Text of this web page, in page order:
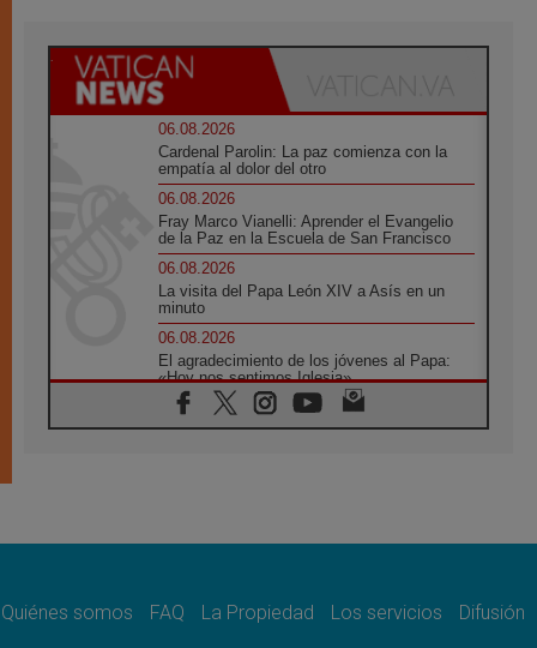
06.08.2026
Cardenal Parolin: La paz comienza con la
empatía al dolor del otro
06.08.2026
Fray Marco Vianelli: Aprender el Evangelio
de la Paz en la Escuela de San Francisco
06.08.2026
La visita del Papa León XIV a Asís en un
minuto
06.08.2026
El agradecimiento de los jóvenes al Papa:
«Hoy nos sentimos Iglesia»
06.08.2026
Líbano: Reanudan los coloquios en Roma en
paz
Quiénes somos FAQ La Propiedad Los servicios
Difusión